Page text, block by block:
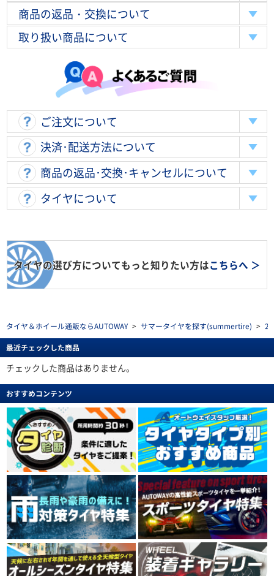
商品の返品・交換について
取り扱い商品について
ご注文について
決済･配送方法について
商品の返品･交換･キャンセルについて
タイヤについて
タイヤの選び方についてもっと知りたい方はこちらへ ＞
タイヤ＆ホイール通販ならAUTOWAY > サマータイヤを探す(summertire) >
最近チェックした商品
チェックした商品はありません。
おすすめコンテンツ